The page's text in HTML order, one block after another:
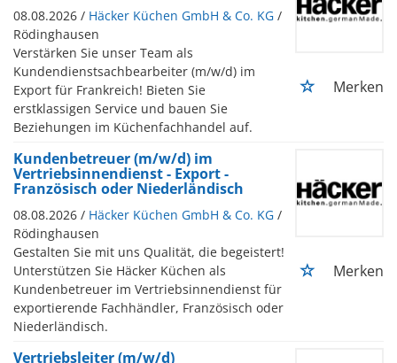
08.08.2026 / Häcker Küchen GmbH & Co. KG /
Rödinghausen
Verstärken Sie unser Team als
Kundendienstsachbearbeiter (m/w/d) im
Export für Frankreich! Bieten Sie
erstklassigen Service und bauen Sie
Beziehungen im Küchenfachhandel auf.
Merken
Kundenbetreuer (m/w/d) im
Vertriebsinnendienst - Export -
Französisch oder Niederländisch
08.08.2026 / Häcker Küchen GmbH & Co. KG /
Rödinghausen
Gestalten Sie mit uns Qualität, die begeistert!
Unterstützen Sie Häcker Küchen als
Kundenbetreuer im Vertriebsinnendienst für
exportierende Fachhändler, Französisch oder
Niederländisch.
Merken
Vertriebsleiter (m/w/d)